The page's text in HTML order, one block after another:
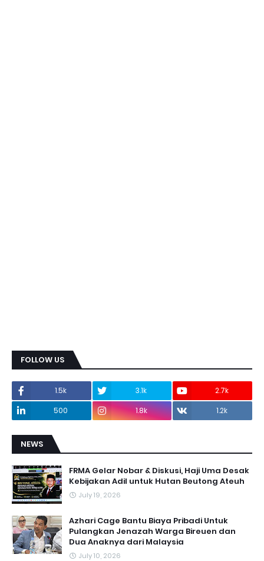
FOLLOW US
1.5k 3.1k
2.7k
500
1.8k 1.2k
NEWS
FRMA Gelar Nobar & Diskusi, Haji Uma Desak
Kebijakan Adil untuk Hutan Beutong Ateuh
July 19, 2026
Azhari Cage Bantu Biaya Pribadi Untuk
Pulangkan Jenazah Warga Bireuen dan
Dua Anaknya dari Malaysia
July 10, 2026